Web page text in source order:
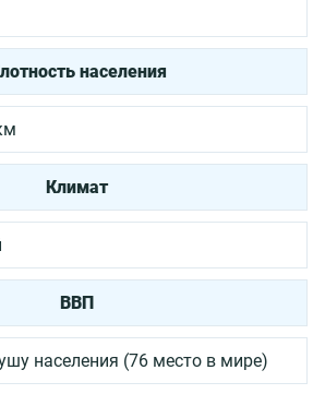
населения
Климат
ВВП
населения (76 место в мире)